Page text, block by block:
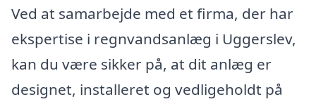
Ved at samarbejde med et firma, der har
ekspertise i regnvandsanlæg i Uggerslev,
kan du være sikker på, at dit anlæg er
designet, installeret og vedligeholdt på